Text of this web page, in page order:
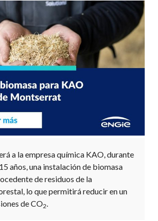
a la empresa química KAO, durante
años, una instalación de biomasa
de residuos de la
lo que permitirá reducir en un
de CO2.